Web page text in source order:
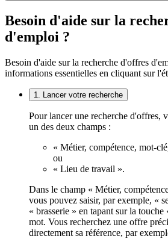
Besoin d'aide sur la
d'emploi ?
Besoin d'aide sur la recherche d'offres
informations essentielles en cliquant sur
1. Lancer votre recherche
Pour lancer une recherche d'offres,
un des deux champs :
« Métier, compétence, mot-
ou
« Lieu de travail ».
Dans le champ « Métier,
vous pouvez saisir, par exemple, «
« brasserie » en tapant sur la touche
mot. Vous recherchez une offre
directement sa référence, par